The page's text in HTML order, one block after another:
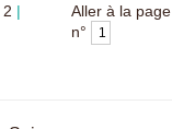
2
Aller à la page
n°